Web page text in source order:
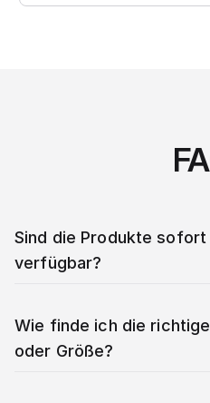
Sind die Produkte sofort
verfügbar?
Wie finde ich die
oder Größe?